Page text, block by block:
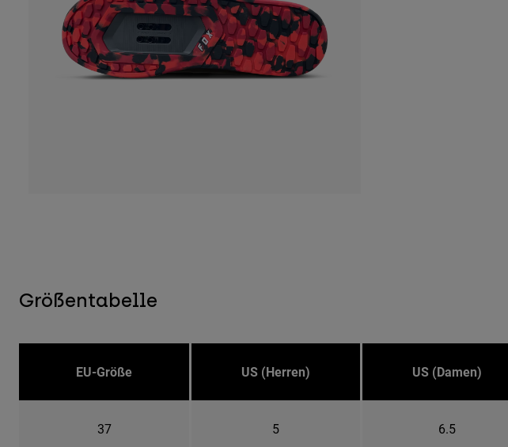
Größentabelle
EU-Größe US (Herren) US (Damen)
37 5 6.5